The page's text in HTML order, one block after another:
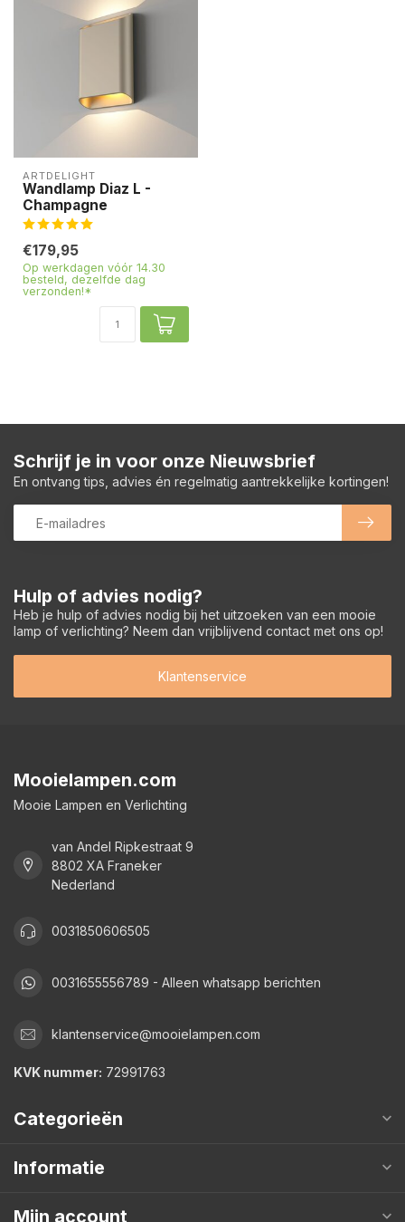
ARTDELIGHT
Wandlamp Diaz L -
Champagne
€179,95
Op werkdagen vóór 14.30
besteld, dezelfde dag
verzonden!*
Hulp of advies nodig?
Heb je hulp of advies nodig bij het uitzoeken van een mooie
lamp of verlichting? Neem dan vrijblijvend contact met ons op!
Klantenservice
Schrijf je in voor onze Nieuwsbrief
En ontvang tips, advies én regelmatig aantrekkelijke kortingen!
Mooielampen.com
Mooie Lampen en Verlichting
van Andel Ripkestraat 9
8802 XA Franeker
Nederland
0031850606505
0031655556789 - Alleen whatsapp berichten
klantenservice@mooielampen.com
KVK nummer: 72991763
Categorieën
Informatie
Mijn account